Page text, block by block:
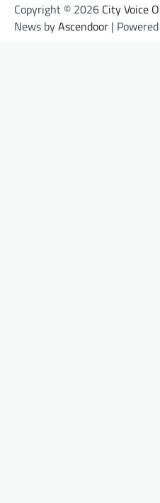
Copyright © 2026 City Voice
News byAscendoor |